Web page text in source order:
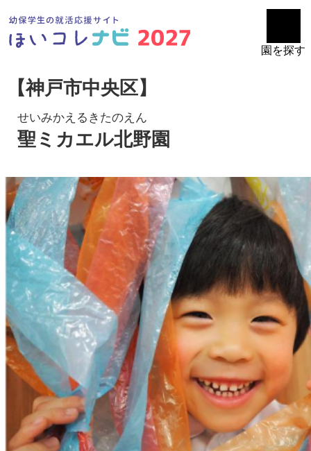
園を探す
【神戸市中央区】
せいみかえるきたのえん
聖ミカエル北野園